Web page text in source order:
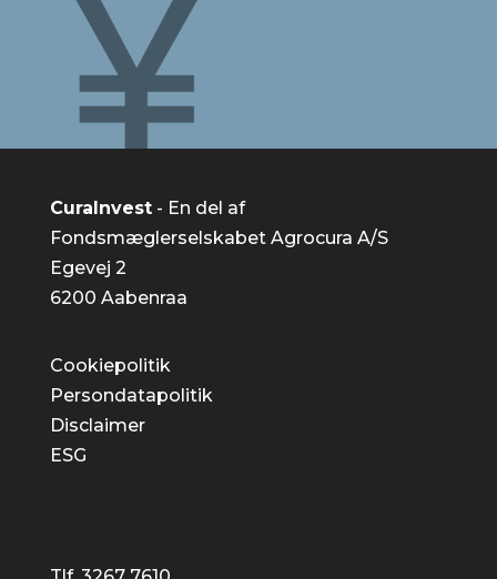
CuraInvest- En del af
Fondsmæglerselskabet Agrocura A/S
Egevej 2
6200 Aabenraa
Cookiepolitik
Persondatapolitik
Disclaimer
ESG